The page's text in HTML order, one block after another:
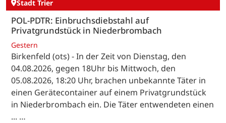
Stadt Trier
POL-PDTR: Einbruchsdiebstahl auf
Privatgrundstück in Niederbrombach
Gestern
Birkenfeld (ots) - In der Zeit von Dienstag, den
04.08.2026, gegen 18Uhr bis Mittwoch, den
05.08.2026, 18:20 Uhr, brachen unbekannte Täter in
einen Gerätecontainer auf einem Privatgrundstück
in Niederbrombach ein. Die Täter entwendeten einen
... …